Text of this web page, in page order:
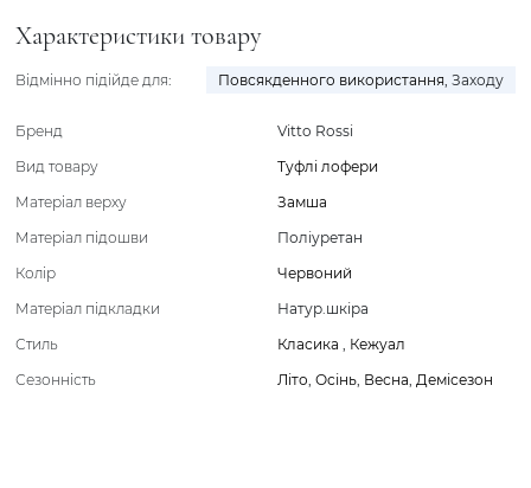
Характеристики товару
Відмінно підійде для: Повсякденного використання, Заходу
Бренд
Vitto Rossi
Вид товару
Туфлі лофери
Матеріал верху
Замша
Матеріал підошви
Поліуретан
Колір
Червоний
Матеріал підкладки
Натур.шкіра
Стиль
Класика , Кежуал
Сезонність
Літо, Осінь, Весна, Демісезон